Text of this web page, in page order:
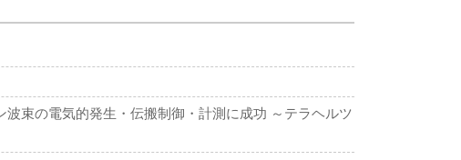
束の電気的発生・伝搬制御・計測に成功 ～テラヘルツ